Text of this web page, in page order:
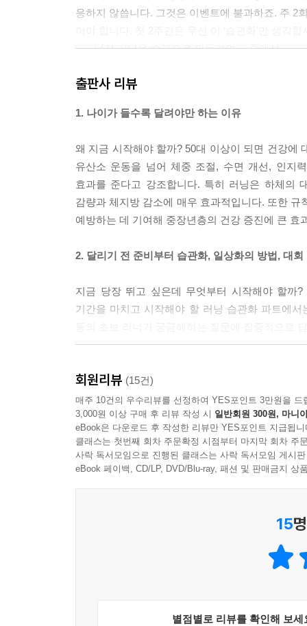
응하지 않씁니다. 그것은 이벤트에 불과하죠. 주 2
--- 「4장 러닝을 습관으로 만들려면」 중에서
심리학적인 사고방식으로 말하면 러닝을 꾸준히 하
자’를 택하는 것이 ‘0’이지만 그러면‘달리지 못했
--- 「5장 더 나아가 일상으로 만들려면」 중에서
우선 10km이상 달리는 것이 좋은 일일까요? 건
말하면 넘칠 정도여서 이 책을 읽고 러닝을 시작
을 앞으로 1년, 2년으로 늘려가는 일도 보람되지
--- 「6장 하루라도 오래 달리는 비결」 중에서
텔레비전 중계를 하는 메이저 마라톤은 상위권 쟁
하는 것은 아닙니다. 가벼운 대회에서는 대다수
출판사 리뷰
1. 나이가 들수록 달려야만 하는 이유
왜 지금 시작해야 할까? 50대 이상이 되면 건강에
유산소 운동을 넘어 체중 조절, 수면 개선, 인지
효과를 준다고 강조합니다. 특히 러닝은 하체의
감량과 체지방 감소에 매우 효과적입니다. 또한
예방하는 데 기여해 중장년층의 건강 증진에 큰 효
2. 달리기 전 준비부터 습관화, 일상화의 방법, 대
지금 당장 뛰고 싶은데 무엇부터 시작해야 할까
기간을 마치고 시작해야 할 러닝 습관화 파트에
설명이 이어지고 최종적으로 기록이나 레이스에
중장년층에게 준비부터 실전까지 완벽 가이드를
3 이웃나라 일본의 중장년층 러너들의 인터뷰와
우리보다 훨씬 빠르게 러닝 붐이 일어난 일본 중
또한 러닝 전후로 하는 스트레칭 방법을 일러스
회원리뷰 (15건)
매주 10건의 우수리뷰를 선정하여 YES포인트 3만원을 드
3,000원 이상 구매 후 리뷰 작성 시 일반회원 300원, 마니
eBook은 다운로드 후 작성한 리뷰만 YES포인트 지급됩니
클래스는 첫번째 회차 주문확정 시점부터 마지막 회차 주
사락 독서모임으로 진행된 클래스는 사락 독서모임 게시
eBook 페이백, CD/LP, DVD/Blu-ray, 패션 및 판매금지 상
15
별점별로 리뷰를 확인해 보세